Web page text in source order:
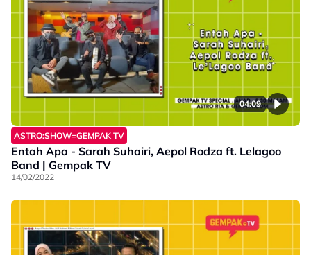
04:09
ASTRO:SHOW=GEMPAK TV
Entah Apa - Sarah Suhairi, Aepol Rodza ft. Lelagoo
Band | Gempak TV
14/02/2022